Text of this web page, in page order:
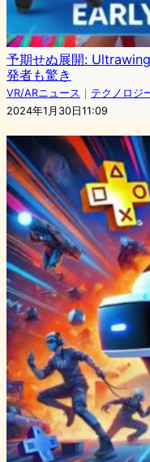
予期せぬ展開:
発者も驚き
VR/ARニュース ｜ テクノロジ
2024年1月30日11:09